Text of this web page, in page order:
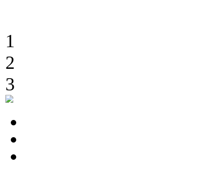
1
2
3